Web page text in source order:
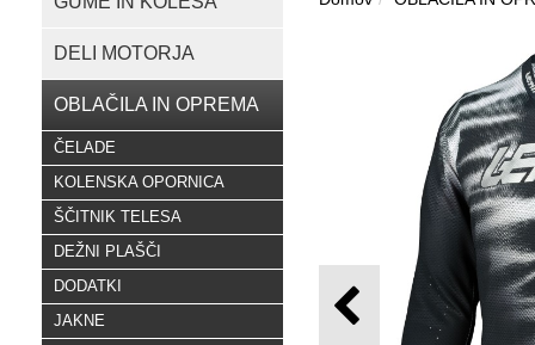
DELI MOTORJA
OBLAČILA IN OPREMA
ČELADE
KOLENSKA OPORNICA
ŠČITNIK TELESA
DEŽNI PLAŠČI
DODATKI
JAKNE